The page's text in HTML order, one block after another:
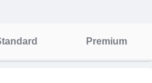
Premium